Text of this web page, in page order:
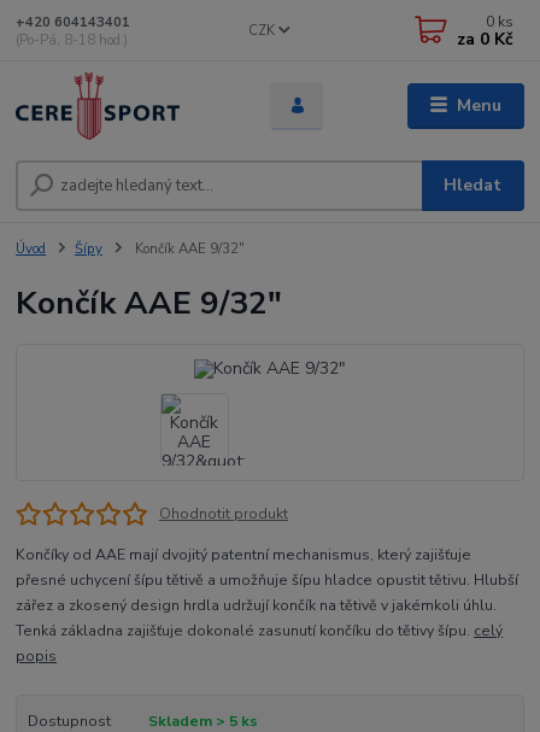
Menu
CZK
Hledat
+420 604143401
(Po-Pá, 8-18 hod.)
0 ks
za 0 Kč
Úvod Šípy Končík AAE 9/32"
Končík AAE 9/32"
Ohodnotit produkt
Končíky od AAE mají dvojitý patentní mechanismus, který zajišťuje
přesné uchycení šípu tětivě a umožňuje šípu hladce opustit tětivu. Hlubší
zářez a zkosený design hrdla udržují končík na tětivě v jakémkoli úhlu.
Tenká základna zajišťuje dokonalé zasunutí končíku do tětivy šípu. celý
popis
Dostupnost
Skladem > 5 ks